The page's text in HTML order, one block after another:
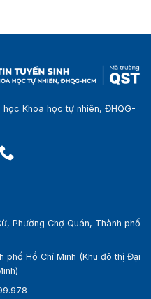
Khoa học tự nhiên, ĐHQG-
Phường Chợ Quán, Thành phố
phố Hồ Chí Minh (Khu đô thị Đại